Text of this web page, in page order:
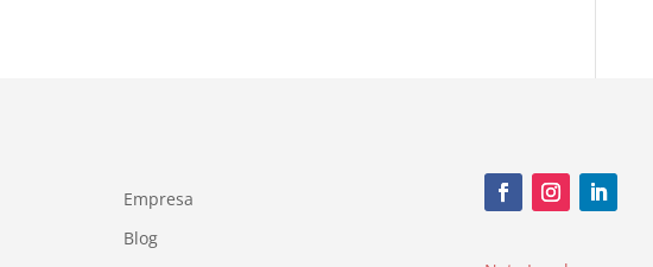
Empresa
Blog